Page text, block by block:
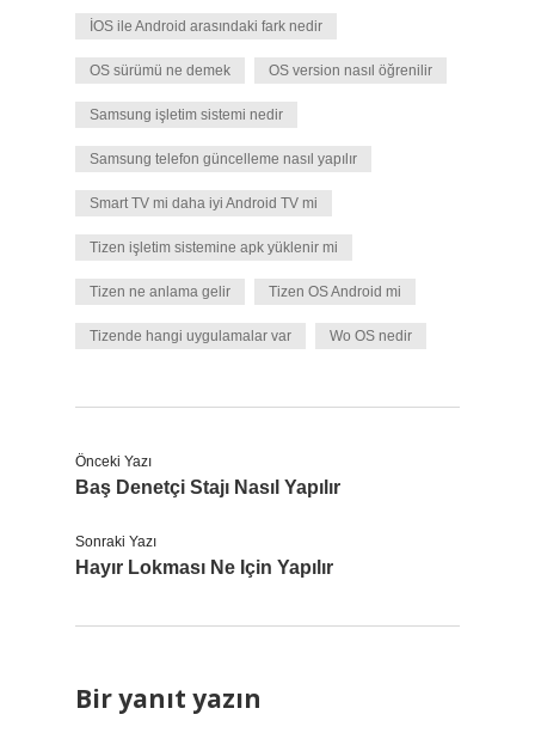
İOS ile Android arasındaki fark nedir
OS sürümü ne demek OS version nasıl öğrenilir
Samsung işletim sistemi nedir
Samsung telefon güncelleme nasıl yapılır
Smart TV mi daha iyi Android TV mi
Tizen işletim sistemine apk yüklenir mi
Tizen ne anlama gelir Tizen OS Android mi
Tizende hangi uygulamalar var Wo OS nedir
Önceki Yazı
Baş Denetçi Stajı Nasıl Yapılır
Sonraki Yazı
Hayır Lokması Ne Için Yapılır
Bir yanıt yazın